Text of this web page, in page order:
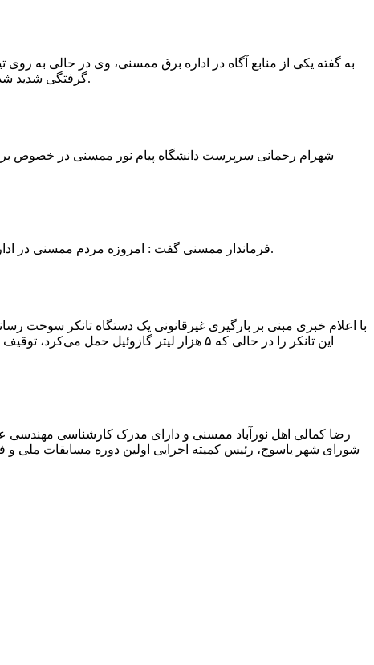
به گفته یکی از منابع آگاه در اداره برق ممسنی، وی در حالی به
گرفتگی شدید شد و جهت درمان به شیراز انتقال یافت.به گفته این منبع آگاه ؛ متاسفانه هر دو دست این نیروی کار به دلیل سوختگی شدید قطع شده است.
فرماندار ممسنی گفت : امروزه مردم ممسنی در ادارات شهرستان نیاز به کارشناس و خدمتگزار دارند و به اندازه کافی کلانتر در شهرستان وجود دارد پس کارشناسان از کلانتری پرهیز نمایند.
با اعلام خبری مبنی بر بارگیری غیرقانونی یک دستگاه تانکر
این تانکر را در حالی که ۵ هزار لیتر
رضا کمالی اهل نورآباد ممسنی و دارای مدرک کارشناسی
شورای شهر یاسوج، رئیس کمیته اجرایی اولین دوره مسابقات ملی و